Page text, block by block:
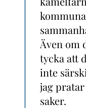
Även om
tycka att
inte
jag
saker.